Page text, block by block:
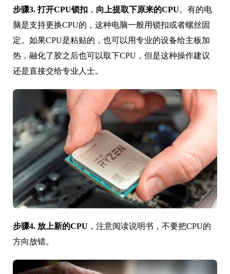
步骤3.打开CPU锁扣 ， 向上提取下原来的CPU。有的电
脑是支持更换CPU的，这种电脑一般用锁扣或者螺丝固
定。如果CPU是粘贴的，也可以用专业的设备给主板加
热，融化了胶之后也可以取下CPU，但是这种操作建议
还是直接交给专业人士。
步骤4. 放上新的CPU ，注意阅读说明书，不要把CPU的
方向放错。